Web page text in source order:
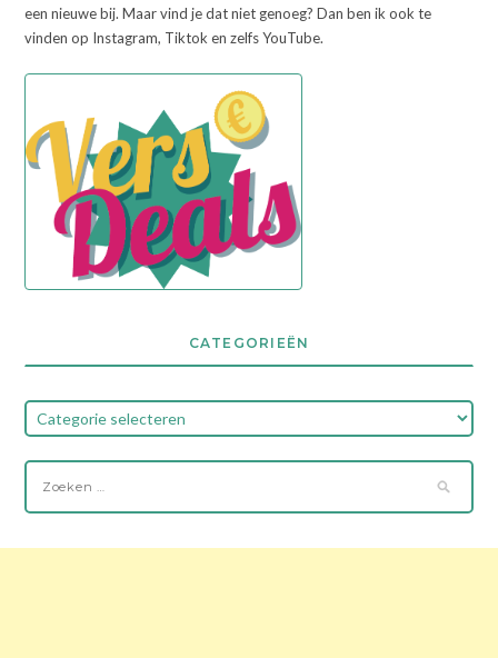
een nieuwe bij. Maar vind je dat niet genoeg? Dan ben ik ook te
vinden op Instagram, Tiktok en zelfs YouTube.
CATEGORIEËN